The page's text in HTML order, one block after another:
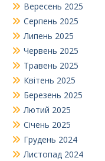
Вересень 2025
Серпень 2025
Липень 2025
Червень 2025
Травень 2025
Квітень 2025
Березень 2025
Лютий 2025
Січень 2025
Грудень 2024
Листопад 2024